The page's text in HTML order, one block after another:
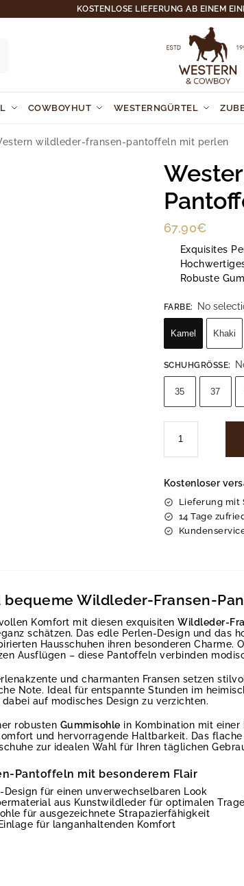
KOSTENLOSE LIEFERUNG AB EINEM
COWBOYHUT WESTERNGÜRTEL
wildleder-fransen-pantoffeln mit perlen
67,90€
Exquisites
Robuste
FARBE: No
Kamel Khaki
SCHUHGRÖSSE :
35 37
Kostenloser
Lieferung mit
14 Tage
bequeme Wildleder-Fransen-
Komfort mit diesen exquisitenWildleder-
schätzen. Das edle Perlen-Design und das
Hausschuhen ihren besonderen Charme.
Ausflügen – diese Pantoffeln verbinden
und charmanten Fransen setzen
Note. Ideal für entspannte Stunden im
auf modisches Design zu verzichten.
robusten Gummisohle in Kombination mit
und hervorragende Haltbarkeit. Das
zur idealen Wahl für Ihren täglichen
Pantoffeln mit besonderem Flair
Design für einen unverwechselbaren Look
aus Kunstwildleder für optimalen
für ausgezeichnete Strapazierfähigkeit
für langanhaltenden Komfort